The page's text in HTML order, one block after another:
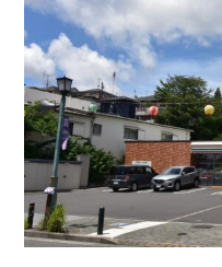
産
購
入・
売
却・
賃
貸・
管
理